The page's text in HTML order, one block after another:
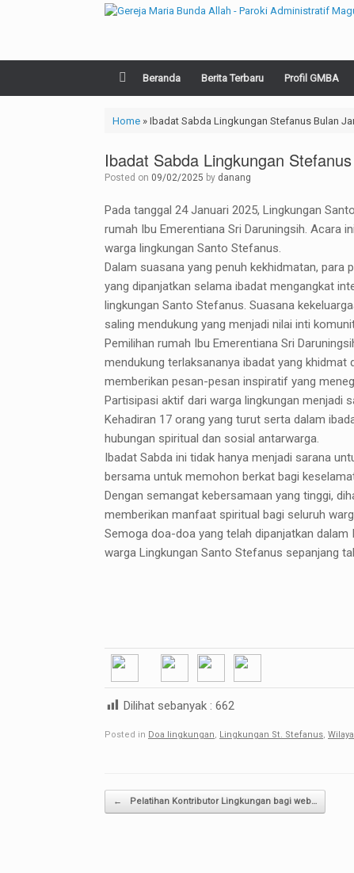
Beranda Berita Terbaru Profil GMBA
Home» Ibadat Sabda Lingkungan Stefanus Bulan
Ibadat Sabda Lingkungan
Posted on 09/02/2025 by danang
Pada tanggal 24 Januari 2025, Lingkungan
rumah Ibu Emerentiana Sri Daruningsih. Acara
warga lingkungan Santo Stefanus.
Dalam suasana yang penuh kekhidmatan, para
yang dipanjatkan selama ibadat mengangkat
lingkungan Santo Stefanus. Suasana
saling mendukung yang menjadi nilai inti
Pemilihan rumah Ibu Emerentiana Sri
mendukung terlaksananya ibadat yang
memberikan pesan-pesan inspiratif yang
Partisipasi aktif dari warga lingkungan menjadi
Kehadiran 17 orang yang turut serta dalam
hubungan spiritual dan sosial antarwarga.
Ibadat Sabda ini tidak hanya menjadi sarana
bersama untuk memohon berkat bagi
Dengan semangat kebersamaan yang tinggi,
memberikan manfaat spiritual bagi seluruh
Semoga doa-doa yang telah dipanjatkan dalam
warga Lingkungan Santo Stefanus sepanjang
Dilihat sebanyak : 662
Posted in Doa lingkungan Lingkungan St. Stefanus
Post navigation
← Pelatihan Kontributor Lingkungan bagi web…